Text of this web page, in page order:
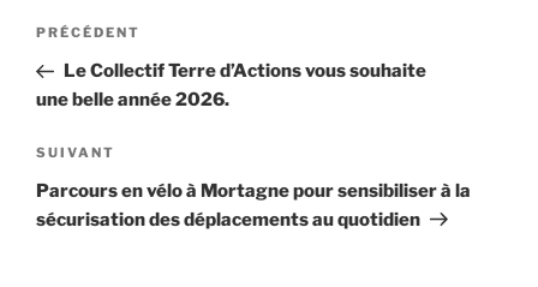
Navigation
l’article
Article
précédent
PRÉCÉDENT
Le Collectif Terre d’Actions vous souhaite
une belle année 2026.
Article
suivant
SUIVANT
Parcours en vélo à Mortagne pour sensibiliser à la
sécurisation des déplacements au quotidien